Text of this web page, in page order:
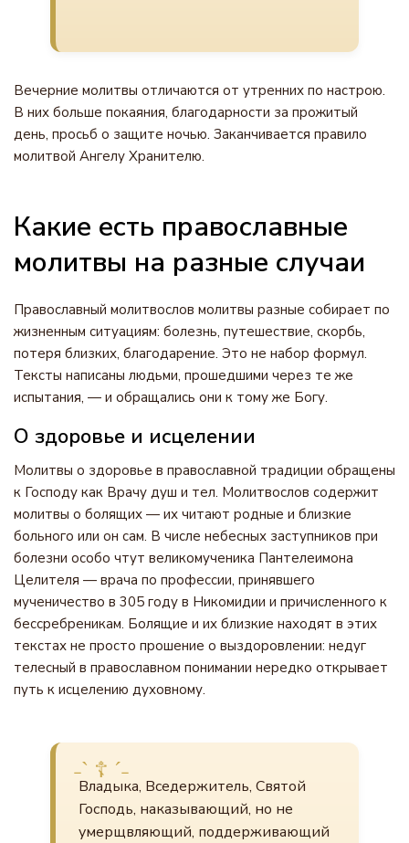
Вечерние молитвы отличаются от утренних по настрою.
В них больше покаяния, благодарности за прожитый
день, просьб о защите ночью. Заканчивается правило
молитвой Ангелу Хранителю.
Какие есть православные
молитвы на разные случаи
Православный молитвослов молитвы разные собирает по
жизненным ситуациям: болезнь, путешествие, скорбь,
потеря близких, благодарение. Это не набор формул.
Тексты написаны людьми, прошедшими через те же
испытания, — и обращались они к тому же Богу.
О здоровье и исцелении
Молитвы о здоровье в православной традиции обращены
к Господу как Врачу душ и тел. Молитвослов содержит
молитвы о болящих — их читают родные и близкие
больного или он сам. В числе небесных заступников при
болезни особо чтут великомученика Пантелеимона
Целителя — врача по профессии, принявшего
мученичество в 305 году в Никомидии и причисленного к
бессребреникам. Болящие и их близкие находят в этих
текстах не просто прошение о выздоровлении: недуг
телесный в православном понимании нередко открывает
путь к исцелению духовному.
Владыка, Вседержитель, Святой
Господь, наказывающий, но не
умерщвляющий, поддерживающий